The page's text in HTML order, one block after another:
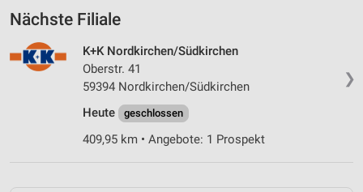
Nächste Filiale
❯
K+K Nordkirchen/Südkirchen
Oberstr. 41
59394 Nordkirchen/Südkirchen
Heute
geschlossen
409,95 km • Angebote: 1 Prospekt